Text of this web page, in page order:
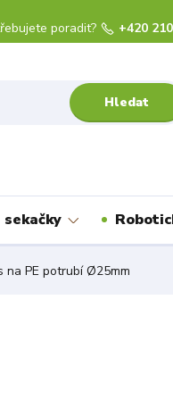
Hledat
poradit? +420
na PE potrubí Ø25mm